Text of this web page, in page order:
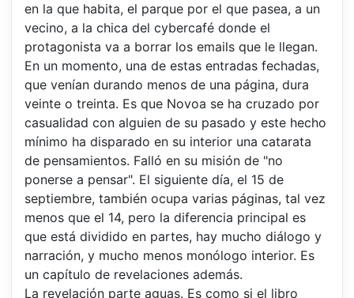
en la que habita, el parque por el que pasea, a un
vecino, a la chica del cybercafé donde el
protagonista va a borrar los emails que le llegan.
En un momento, una de estas entradas fechadas,
que venían durando menos de una página, dura
veinte o treinta. Es que Novoa se ha cruzado por
casualidad con alguien de su pasado y este hecho
mínimo ha disparado en su interior una catarata
de pensamientos. Falló en su misión de "no
ponerse a pensar". El siguiente día, el 15 de
septiembre, también ocupa varias páginas, tal vez
menos que el 14, pero la diferencia principal es
que está dividido en partes, hay mucho diálogo y
narración, y mucho menos monólogo interior. Es
un capítulo de revelaciones además.
La revelación parte aguas. Es como si el libro